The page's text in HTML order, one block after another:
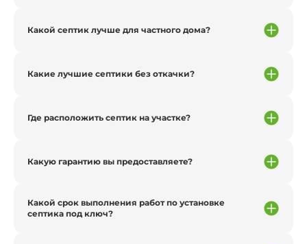
Какой септик лучше для частного дома?
Какие лучшие септики без откачки?
Где расположить септик на участке?
Какую гарантию вы предоставляете?
Какой срок выполнения работ по установке
септика под ключ?